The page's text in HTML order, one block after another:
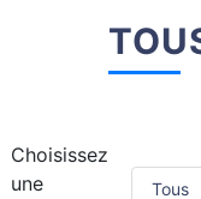
Choisissez
une